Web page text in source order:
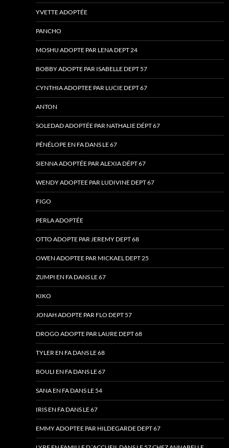
YVETTE ADOPTÉE
PANCHO
MOSHU ADOPTE PAR LENA DEPT 24
BOBBY ADOPTE PAR ISABELLE DEPT 57
CYNTHIA ADOPTEE PAR LUCIE DEPT 67
ANTON
SOLEDAD ADOPTÉE PAR NATHALIE DÉPT 67
PÉNÉLOPE EN FA DANS LE 67
SIENNA ADOPTÉE PAR ALEXIA DÉPT 67
WENDY ADOPTEE PAR LUDIVINE DEPT 67
FIGO
PERLA ADOPTÉE
OTTO ADOPTE PAR JEREMY DEPT 68
OWEN ADOPTEE PAR MICKAEL DEPT 25
ZUMPI EN FA DANS LE 67
KIKO
JONAH ADOPTE PAR FLO DEPT 57
DROGO ADOPTE PAR LAURE DEPT 68
TYLER EN FA DANS LE 68
BOULI EN FA DANS LE 67
SANA EN FA DANS LE 54
IRIS EN FA DANS LE 67
EMMY ADOPTEE PAR HILDEGARDE DEPT 67